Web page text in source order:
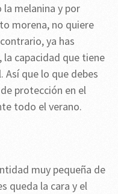
la melanina y por
morena, no quiere
ya has
capacidad que tiene
Así que lo que debes
protección en el
todo el verano.
muy pequeña de
queda la cara y el